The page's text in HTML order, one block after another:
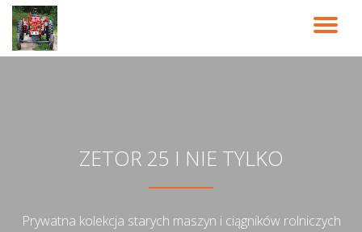
Przeskocz
do
ZETOR 25 I NIE TYLKO
Prywatna kolekcja starych maszyn i ciągników rolniczych